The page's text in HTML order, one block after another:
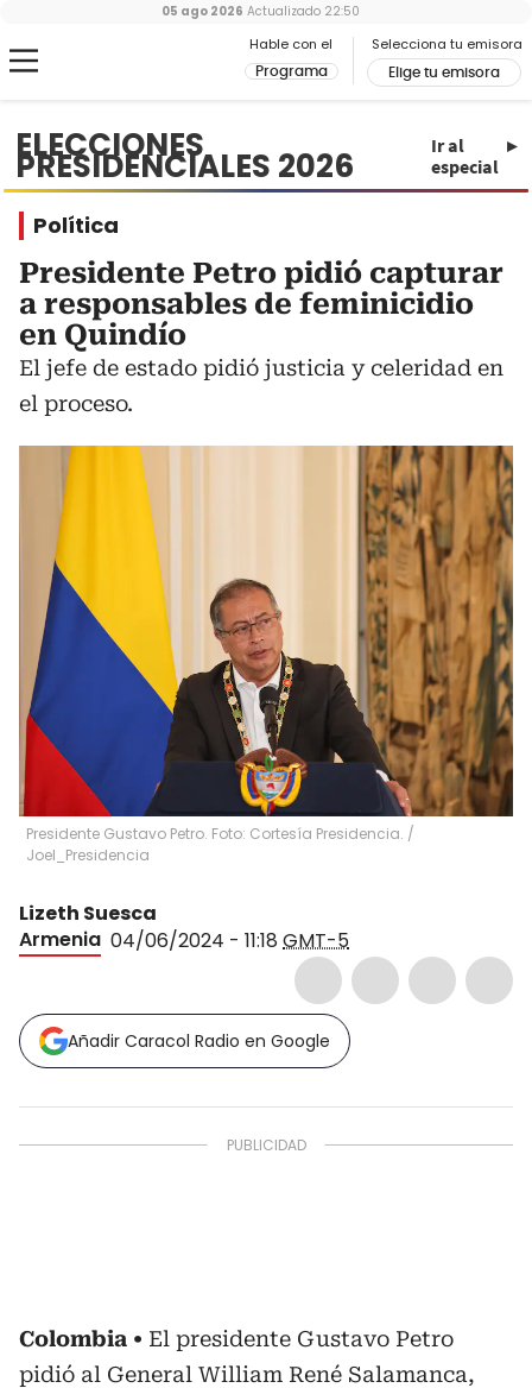
Hable con el
Programa
Selecciona tu emisora
Elige tu emisora
05 ago 2026 Actualizado 22:50
ELECCIONES
PRESIDENCIALES 2026
Ir al
especial
Política
Presidente Petro pidió capturar
a responsables de feminicidio
en Quindío
El jefe de estado pidió justicia y celeridad en
el proceso.
Presidente Gustavo Petro. Foto: Cortesía Presidencia. /
Joel_Presidencia
Lizeth Suesca
Armenia 04/06/2024 - 11:18 GMT-5
Añadir Caracol Radio en Google
Colombia
El presidente Gustavo Petro
pidió al General William René Salamanca,